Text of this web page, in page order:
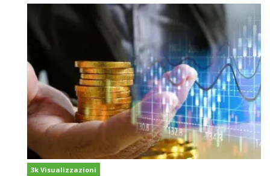
3k Visualizzazioni